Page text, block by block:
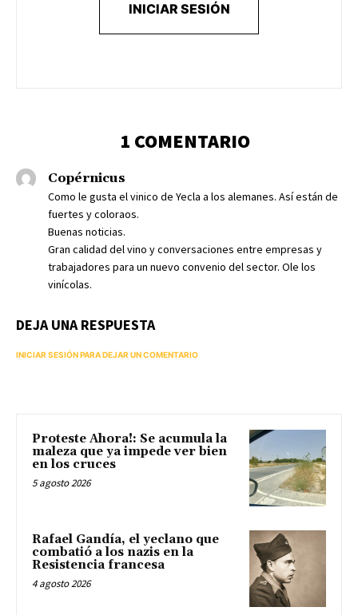
INICIAR SESIÓN
1 COMENTARIO
Copérnicus
Como le gusta el vinico de Yecla a los alemanes. Así están de
fuertes y coloraos.
Buenas noticias.
Gran calidad del vino y conversaciones entre empresas y
trabajadores para un nuevo convenio del sector. Ole los
vinícolas.
DEJA UNA RESPUESTA
INICIAR SESIÓN PARA DEJAR UN COMENTARIO
Proteste Ahora!: Se acumula la
maleza que ya impede ver bien
en los cruces
5 agosto 2026
Rafael Gandía, el yeclano que
combatió a los nazis en la
Resistencia francesa
4 agosto 2026